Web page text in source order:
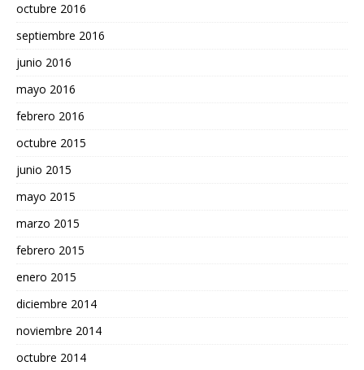
octubre 2016
septiembre 2016
junio 2016
mayo 2016
febrero 2016
octubre 2015
junio 2015
mayo 2015
marzo 2015
febrero 2015
enero 2015
diciembre 2014
noviembre 2014
octubre 2014